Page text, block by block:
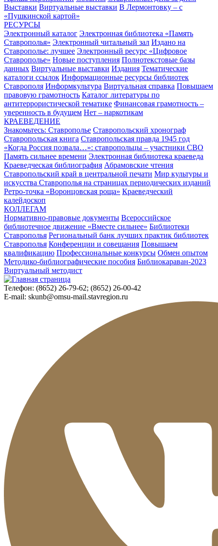
Выставки Виртуальные выставки В Лермонтовку – с
«Пушкинской картой»
РЕСУРСЫ
Электронный каталог Электронная библиотека «Память
Ставрополья» Электронный читальный зал Издано на
Ставрополье: лучшее Электронный ресурс «Цифровое
Ставрополье» Новые поступления Полнотекстовые базы
данных Виртуальные выставки Издания Тематические
каталоги ссылок Информационные ресурсы библиотек
Ставрополя Информкультура Виртуальная справка Повышаем
правовую грамотность Каталог литературы по
антитеррористической тематике Финансовая грамотность –
уверенность в будущем Нет – наркотикам
КРАЕВЕДЕНИЕ
Знакомьтесь: Ставрополье Ставропольский хронограф
Ставропольская книга Ставропольская правда 1945 год
«Когда Россия позвала…»: ставропольцы – участники СВО
Память сильнее времени Электронная библиотека краеведа
Краеведческая библиография Абрамовские чтения
Ставропольский край в центральной печати Мир культуры и
искусства Ставрополья на страницах периодических изданий
Ретро-точка «Воронцовская роща» Краеведческий
калейдоскоп
КОЛЛЕГАМ
Нормативно-правовые документы Всероссийское
библиотечное движение «Вместе сильнее» Библиотеки
Ставрополья Региональный банк лучших практик библиотек
Ставрополья Конференции и совещания Повышаем
квалификацию Профессиональные конкурсы Обмен опытом
Методико-библиографические пособия Библиокараван-2023
Виртуальный методист
Телефон: (8652) 26-79-62; (8652) 26-00-42
E-mail: skunb@omsu-mail.stavregion.ru